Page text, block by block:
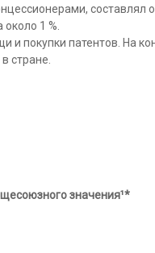
составлял
1 %.
покупки патентов. На
стране.
значения¹*